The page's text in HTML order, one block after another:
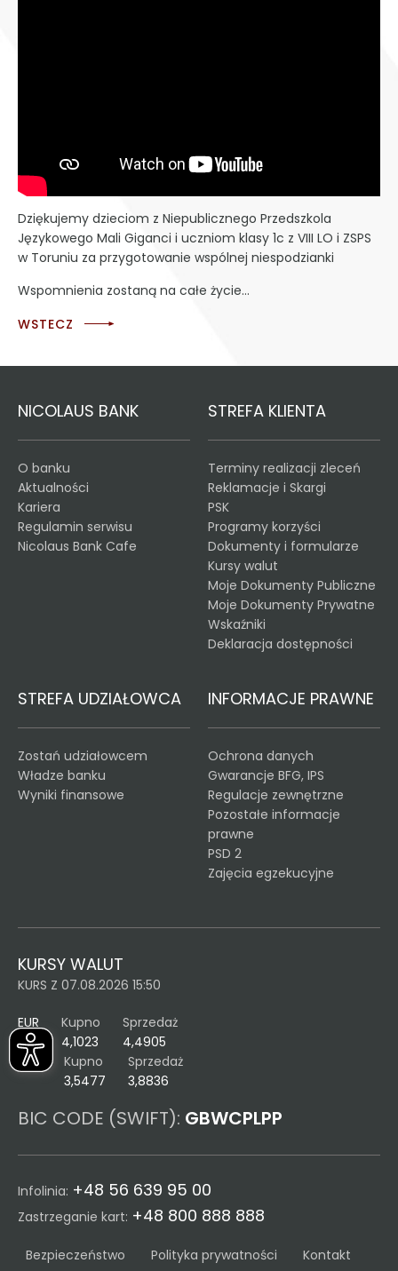
Dziękujemy dzieciom z Niepublicznego Przedszkola
Językowego Mali Giganci i uczniom klasy 1c z VIII LO i ZSPS
w Toruniu za przygotowanie wspólnej niespodzianki
Wspomnienia zostaną na całe życie…
WSTECZ
NICOLAUS BANK
O banku
Aktualności
Kariera
Regulamin serwisu
Nicolaus Bank Cafe
STREFA KLIENTA
Terminy realizacji zleceń
Reklamacje i Skargi
PSK
Programy korzyści
Dokumenty i formularze
Kursy walut
Moje Dokumenty Publiczne
Moje Dokumenty Prywatne
Wskaźniki
Deklaracja dostępności
STREFA UDZIAŁOWCA
Zostań udziałowcem
Władze banku
Wyniki finansowe
INFORMACJE PRAWNE
Ochrona danych
Gwarancje BFG, IPS
Regulacje zewnętrzne
Pozostałe informacje
prawne
PSD 2
Zajęcia egzekucyjne
KURSY WALUT
KURS Z 07.08.2026 15:50
EUR
Kupno
4,1023
Sprzedaż
4,4905
USD
Kupno
3,5477
Sprzedaż
3,8836
BIC CODE (SWIFT): GBWCPLPP
Infolinia: +48 56 639 95 00
Zastrzeganie kart: +48 800 888 888
Bezpieczeństwo Polityka prywatności Kontakt